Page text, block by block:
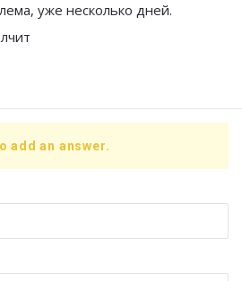
уже несколько дней.
add an answer.